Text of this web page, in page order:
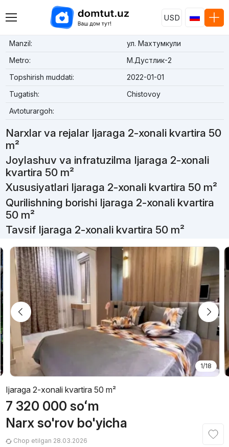
USD
Manzil:
ул. Махтумкули
Metro:
М.Дустлик-2
Topshirish muddati:
2022-01-01
Tugatish:
Chistovoy
Avtoturargoh:
Narxlar va rejalar Ijaraga 2-xonali kvartira 50
m²
Joylashuv va infratuzilma Ijaraga 2-xonali
kvartira 50 m²
Xususiyatlari Ijaraga 2-xonali kvartira 50 m²
Qurilishning borishi Ijaraga 2-xonali kvartira
50 m²
Tavsif Ijaraga 2-xonali kvartira 50 m²
1/18
Ijaraga 2-xonali kvartira 50 m²
7 320 000 soʻm
Narx so'rov bo'yicha
Chop etilgan 28.03.2026